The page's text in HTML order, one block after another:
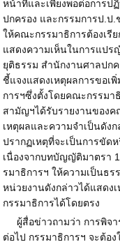
หน้าที่และเพียงพอต่อการป
ปกครอง และกรรมการป.ป
ให้คณะกรรมาธิการต้องเรี
แสดงความเห็นในการแป
ยุติธรรม สำนักงานศาลปก
ชี้แจงแสดงเหตุผลการขอ
การฯซึ่งตั้งโดยคณะกรรม
สามัญฯได้รับรายงานของ
เหตุผลและความจำเป็นดัง
ปรากฏเหตุที่จะเป็นการขัด
เนื่องจากบทบัญญัติมาตรา
รมาธิการฯ ให้ความเป็นธร
หน่วยงานดังกล่าวได้แสดง
กรรมาธิการได้โดยตรง
ผู้สื่อข่าวถามว่า การพิจ
ต่อไป กรรมาธิการฯ จะต้อ